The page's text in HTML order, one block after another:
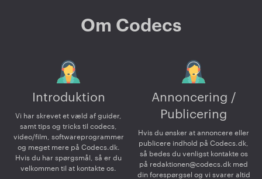
Om Codecs
Introduktion
Vi har skrevet et væld af guider,
samt tips og tricks til codecs,
video/film, softwareprogrammer
og meget mere på Codecs.dk.
Hvis du har spørgsmål, så er du
velkommen til at kontakte os.
Annoncering /
Publicering
Hvis du ønsker at annoncere eller
publicere indhold på Codecs.dk,
så bedes du venligst kontakte os
på redaktionen@codecs.dk med
din forespørgsel og vi svarer altid